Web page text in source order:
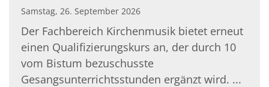
Samstag, 26. September 2026
Der Fachbereich Kirchenmusik bietet erneut
einen Qualifizierungskurs an, der durch 10
vom Bistum bezuschusste
Gesangsunterrichtsstunden ergänzt wird. ...